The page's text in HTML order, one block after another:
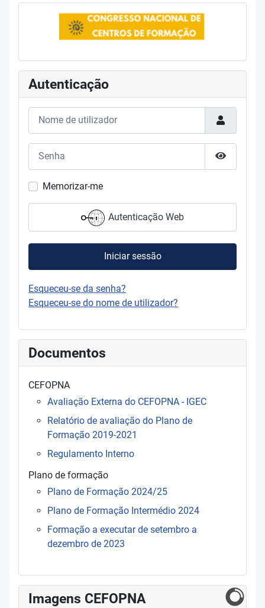
Autenticação
Mostrar
Memorizar-me
Autenticação Web
Iniciar sessão
Esqueceu-se da senha?
Esqueceu-se do nome de utilizador?
Documentos
CEFOPNA
Avaliação Externa do CEFOPNA - IGEC
Relatório de avaliação do Plano de
Formação 2019-2021
Regulamento Interno
Plano de formação
Plano de Formação 2024/25
Plano de Formação Intermédio 2024
Formação a executar de setembro a
dezembro de 2023
Imagens CEFOPNA